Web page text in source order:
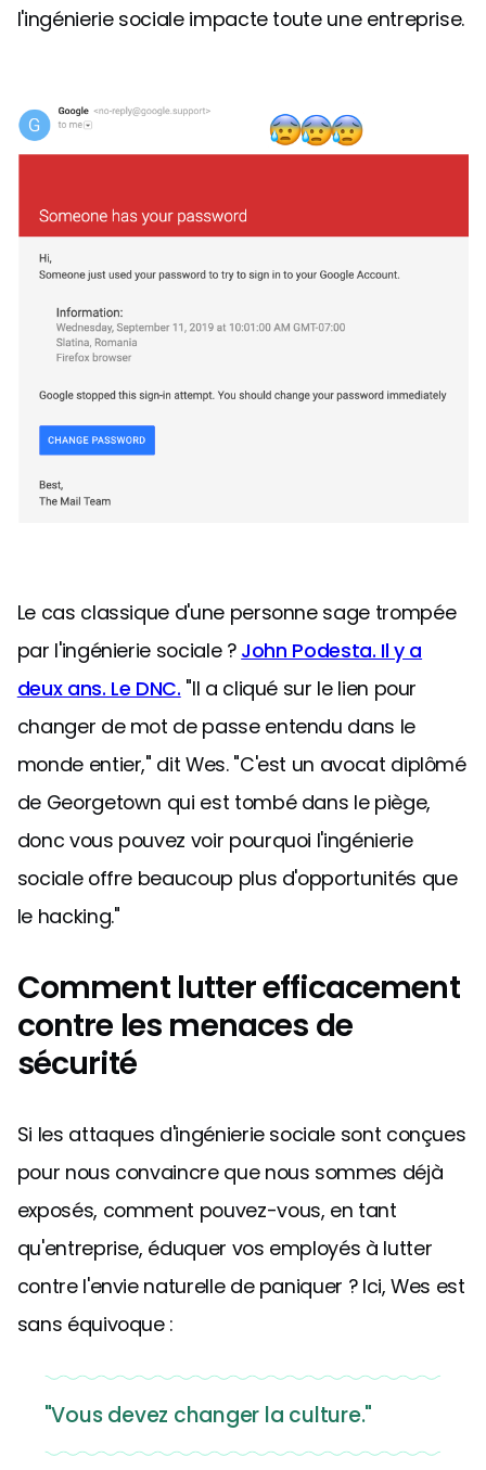
l'ingénierie sociale impacte toute une entreprise.
Le cas classique d'une personne sage trompée
par l'ingénierie sociale ? John Podesta. Il y a
deux ans. Le DNC. "Il a cliqué sur le lien pour
changer de mot de passe entendu dans le
monde entier," dit Wes. "C'est un avocat diplômé
de Georgetown qui est tombé dans le piège,
donc vous pouvez voir pourquoi l'ingénierie
sociale offre beaucoup plus d'opportunités que
le hacking."
Comment lutter efficacement
contre les menaces de
sécurité
Si les attaques d'ingénierie sociale sont conçues
pour nous convaincre que nous sommes déjà
exposés, comment pouvez-vous, en tant
qu'entreprise, éduquer vos employés à lutter
contre l'envie naturelle de paniquer ? Ici, Wes est
sans équivoque :
"Vous devez changer la culture."